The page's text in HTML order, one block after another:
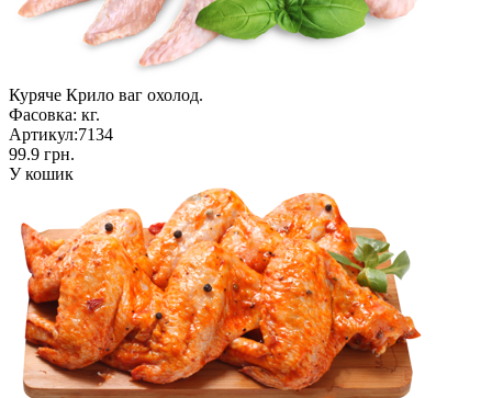
Куряче Крило ваг охолод.
Фасовка: кг.
Артикул:7134
99.9 грн.
У кошик